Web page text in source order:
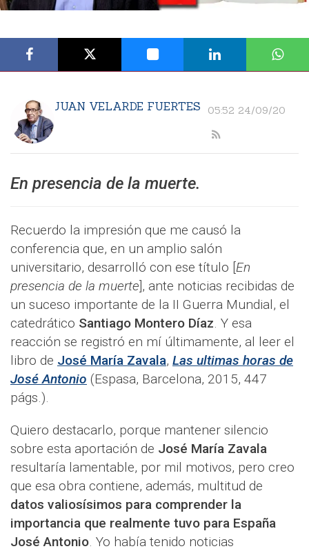
JUAN VELARDE FUERTES 05:52 24/09/20
En presencia de la muerte.
Recuerdo la impresión que me causó la
conferencia que, en un amplio salón
universitario, desarrolló con ese título [En
presencia de la muerte], ante noticias recibidas de
un suceso importante de la II Guerra Mundial, el
catedrático Santiago Montero Díaz. Y esa
reacción se registró en mí últimamente, al leer el
libro de José María Zavala, Las ultimas horas de
José Antonio (Espasa, Barcelona, 2015, 447
págs.).
Quiero destacarlo, porque mantener silencio
sobre esta aportación de José María Zavala
resultaría lamentable, por mil motivos, pero creo
que esa obra contiene, además, multitud de
datos valiosísimos para comprender la
importancia que realmente tuvo para España
José Antonio. Yo había tenido noticias